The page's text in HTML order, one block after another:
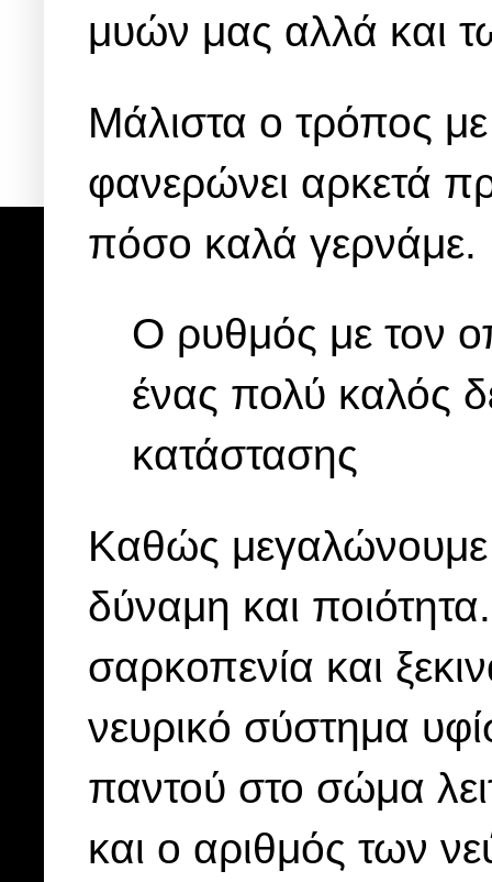
μυών μας αλλά και
Μάλιστα ο τρόπος
φανερώνει αρκετά
πόσο καλά γερνάμε.
Ο ρυθμός με τον
ένας πολύ καλός
κατάστασης
Καθώς μεγαλώνουμε
δύναμη και
σαρκοπενία και
νευρικό σύστημα
παντού στο σώμα
και ο αριθμός των